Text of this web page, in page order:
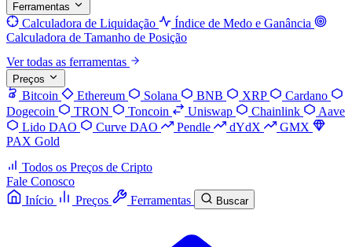
Ferramentas
Calculadora de Liquidação
Índice de Medo e Ganância
Calculadora de Tamanho de Posição
Ver todas as ferramentas
Preços
Bitcoin Ethereum Solana BNB XRP
Cardano
Dogecoin
TRON Toncoin Uniswap Chainlink
Aave
Lido DAO
Curve DAO Pendle dYdX
GMX
PAX Gold
Todos os Preços de Cripto
Fale Conosco
Início
Preços Ferramentas Buscar